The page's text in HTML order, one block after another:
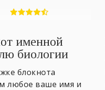
именной
биологии
блокнота
любое ваше имя и